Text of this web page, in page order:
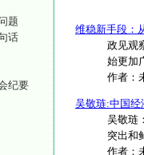
题
话
纪要
维稳新手段：
政见观
始更加
作者：
吴敬琏:中国经
吴敬琏
突出和
作者：